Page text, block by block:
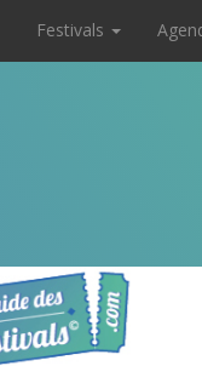
Festivals